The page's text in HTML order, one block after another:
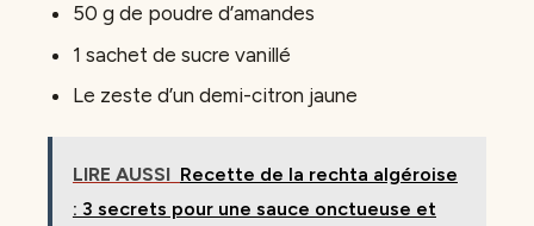
50 g de poudre d’amandes
1 sachet de sucre vanillé
Le zeste d’un demi-citron jaune
LIRE AUSSI Recette de la rechta algéroise
: 3 secrets pour une sauce onctueuse et